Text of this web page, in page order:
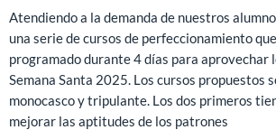
Atendiendo a la demanda de nuestros
una serie de cursos de perfeccionamiento
programado durante 4 días para aprovechar
Semana Santa 2025. Los cursos propuestos
monocasco y tripulante. Los dos primeros
mejorar las aptitudes de los patrones